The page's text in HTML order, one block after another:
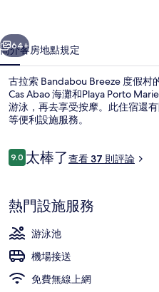
村
的
相
片
集
個 下一個
64+
簡介客房地點規定
古拉索 Bandabou Breeze 度假村
Cas Abao 海灘和Playa Porto
游泳，再去享受按摩。此住宿還
等便利設施服務。
評
論
9.09.0 分，滿分 10 分，
太棒了查看 37 則評論
熱門設施服務
游泳池
機場接送
免費無線上網